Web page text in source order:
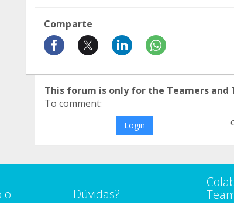
Comparte
This forum is only for the Teamers
To comment:
Login
o
Dúvidas?